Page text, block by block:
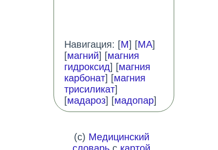
Навигация: [М] [МА]
[магний] [магния
гидроксид] [магния
карбонат] [магния
трисиликат]
[мадароз] [мадопар]
(c) Медицинский